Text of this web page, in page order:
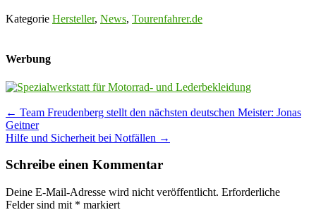
Kategorie Hersteller, News, Tourenfahrer.de
Werbung
Post
navigation
← Team Freudenberg stellt den nächsten deutschen Meister: Jonas
Geitner
Hilfe und Sicherheit bei Notfällen →
Schreibe einen Kommentar
Deine E-Mail-Adresse wird nicht veröffentlicht. Erforderliche
Felder sind mit * markiert